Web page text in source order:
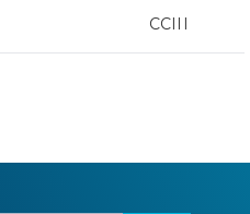
CCIII